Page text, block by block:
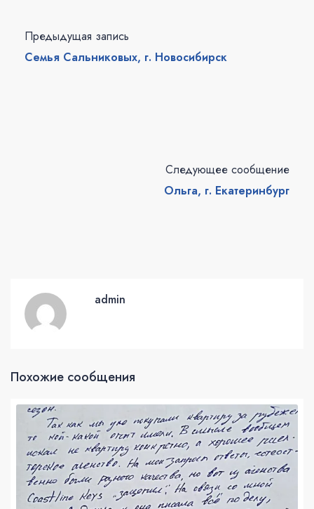
Предыдущая запись
Семья Сальниковых, г. Новосибирск
Следующее сообщение
Ольга, г. Екатеринбург
admin
Похожие сообщения